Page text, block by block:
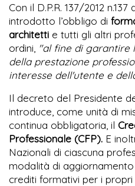
Con il D.P.R. 137/2012
introdotto l’obbligo di
architetti e tutti gli altri
ordini, "al fine di garantire
della prestazione
interesse dell'utente e
Il decreto del Presidente
introduce, come unità di
continua obbligatoria, il
Professionale (CFP). E
Nazionali di ciascuna
modalità di
crediti formativi per i propri